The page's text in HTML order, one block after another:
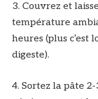
3. Couvrez et
température
heures (plus c’est
digeste).
4. Sortez la pâte